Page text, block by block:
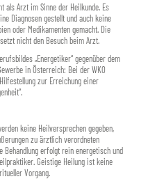
als Arzt im Sinne der Heilkunde. Es
Diagnosen gestellt und auch keine
oder Medikamenten gemacht. Die
nicht den Besuch beim Arzt.
„Energetiker“ gegenüber dem
in Österreich: Bei der WKO
zur Erreichung einer
keine Heilversprechen gegeben,
zu ärztlich verordneten
Behandlung erfolgt rein energetisch und
Geistige Heilung ist keine
Vorgang.